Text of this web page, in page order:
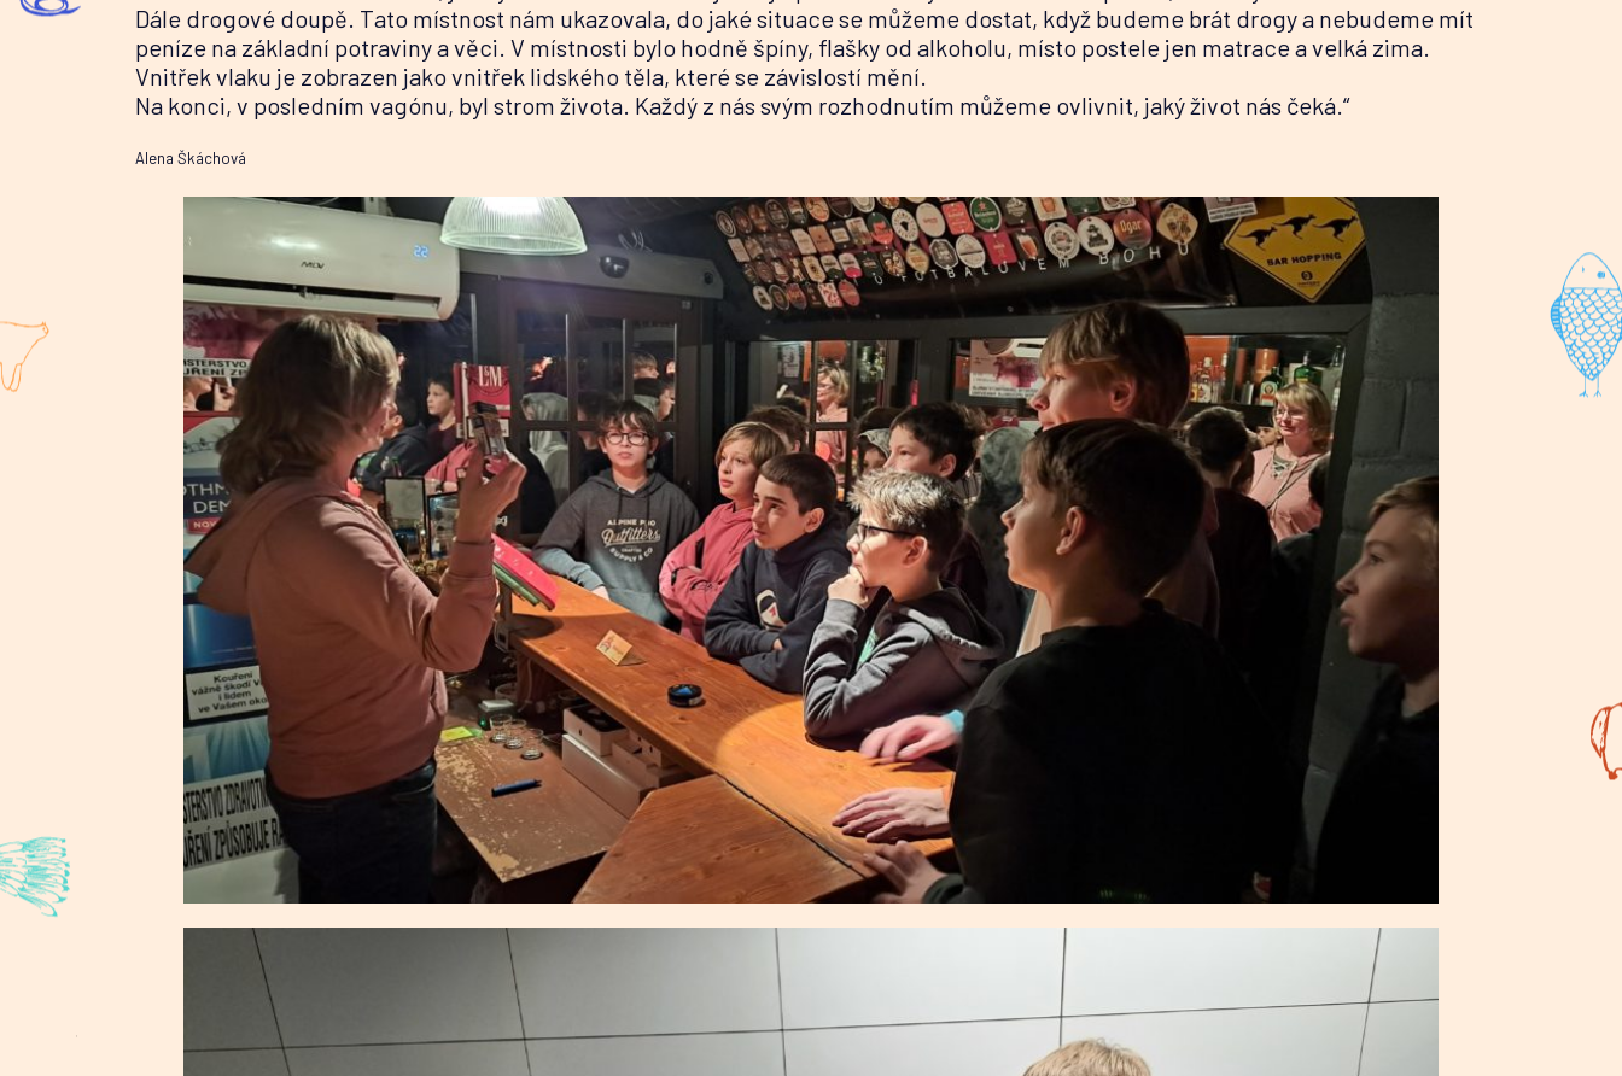
Dále drogové doupě. Tato místnost nám ukazovala, do jaké situace se můžeme dostat, když budeme brát drogy a nebudeme mít
peníze na základní potraviny a věci. V místnosti bylo hodně špíny, flašky od alkoholu, místo postele jen matrace a velká zima.
Vnitřek vlaku je zobrazen jako vnitřek lidského těla, které se závislostí mění.
Na konci, v posledním vagónu, byl strom života. Každý z nás svým rozhodnutím můžeme ovlivnit, jaký život nás čeká.“
Alena Škáchová